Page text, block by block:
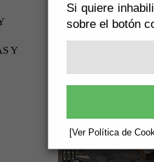
Si quiere
sobre el botón
[Ver Política de
Y
APARTAMENTO